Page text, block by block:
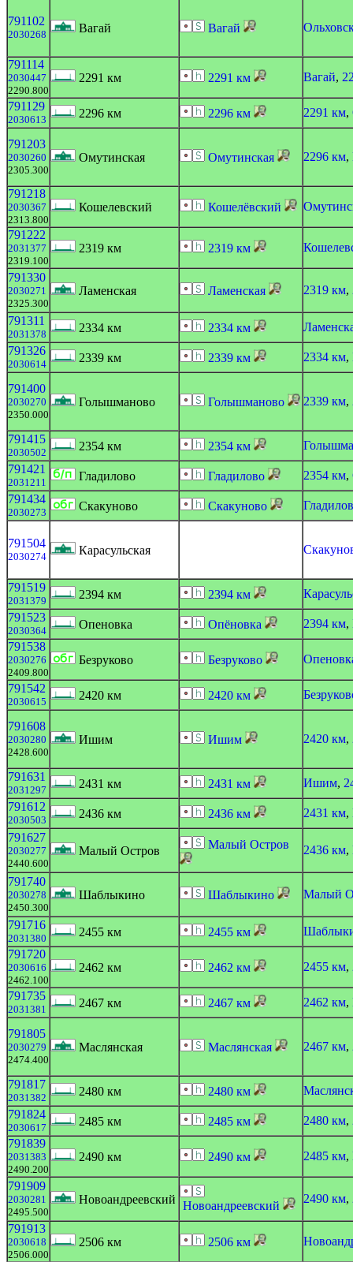
791102
2030268 Вагай Вагай
791114
2030447
2290.800
2291 км 2291 км Вагай,
791129
2030613 2296 км 2296 км 2291 км,
791203
2030260
2305.300
Омутинская Омутинская 2296 км,
791218
2030367
2313.800
Кошелевский Кошелёвский
791222
2031377
2319.100
2319 км 2319 км
791330
2030271
2325.300
Ламенская Ламенская 2319 км,
791311
2031378 2334 км 2334 км
791326
2030614 2339 км 2339 км 2334 км,
791400
2030270
2350.000
Голышманово Голышманово 2339 км,
791415
2030502 2354 км 2354 км
791421
2031211 Гладилово Гладилово 2354 км,
791434
2030273 Скакуново Скакуново
791504
2030274 Карасульская
791519
2031379 2394 км 2394 км
791523
2030364 Опеновка Опёновка 2394 км,
791538
2030276
2409.800
Безруково Безруково
791542
2030615 2420 км 2420 км
791608
2030280
2428.600
Ишим Ишим 2420 км,
791631
2031297 2431 км 2431 км Ишим,
791612
2030503 2436 км 2436 км 2431 км,
791627
2030277
2440.600
Малый Остров Малый Остров 2436 км,
791740
2030278
2450.300
Шаблыкино Шаблыкино Малый
791716
2031380 2455 км 2455 км
791720
2030616
2462.100
2462 км 2462 км 2455 км,
791735
2031381 2467 км 2467 км 2462 км,
791805
2030279
2474.400
Маслянская Маслянская 2467 км,
791817
2031382 2480 км 2480 км
791824
2030617 2485 км 2485 км 2480 км,
791839
2031383
2490.200
2490 км 2490 км 2485 км,
791909
2030281
2495.500
Новоандреевский Новоандреевский
2490 км,
791913
2030618
2506.000
2506 км 2506 км